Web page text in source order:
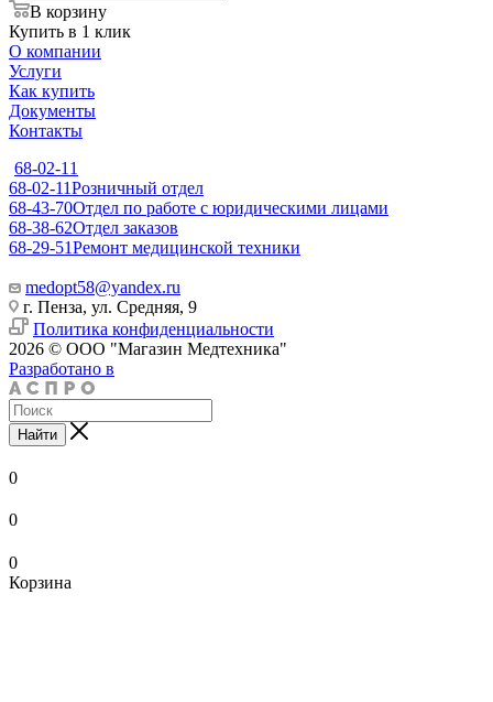
В корзину
Купить в 1 клик
О компании
Услуги
Как купить
Документы
Контакты
68-02-11
68-02-11Розничный отдел
68-43-70Отдел по работе с юридическими лицами
68-38-62Отдел заказов
68-29-51Ремонт медицинской техники
medopt58@yandex.ru
г. Пенза, ул. Средняя, 9
Политика конфиденциальности
2026 © ООО "Магазин Медтехника"
Разработано в
Найти
0
0
0
Корзина